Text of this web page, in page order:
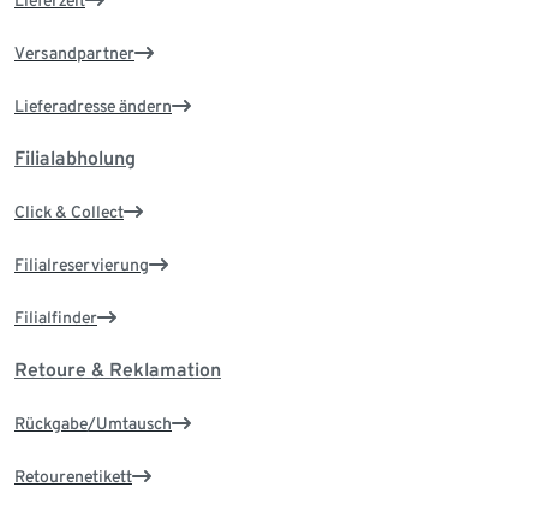
Versandpartner
Lieferadresse ändern
Filialabholung
Click & Collect
Filialreservierung
Filialfinder
Retoure & Reklamation
Rückgabe/Umtausch
Retourenetikett